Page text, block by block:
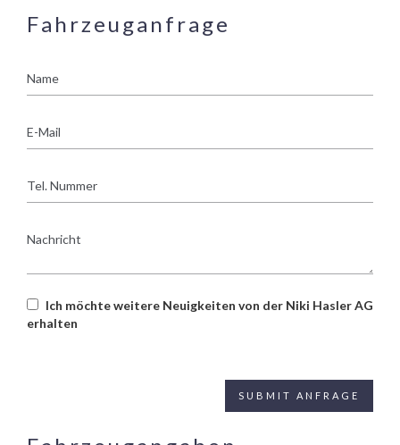
Fahrzeuganfrage
Mail
Nummer
Ich möchte weitere Neuigkeiten von der Niki Hasler AG
erhalten